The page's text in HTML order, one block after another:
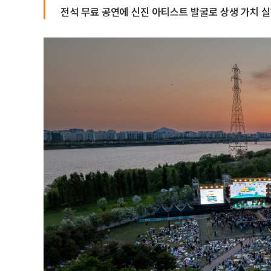
전석 무료 공연에 신진 아티스트 발굴로 상생 가치